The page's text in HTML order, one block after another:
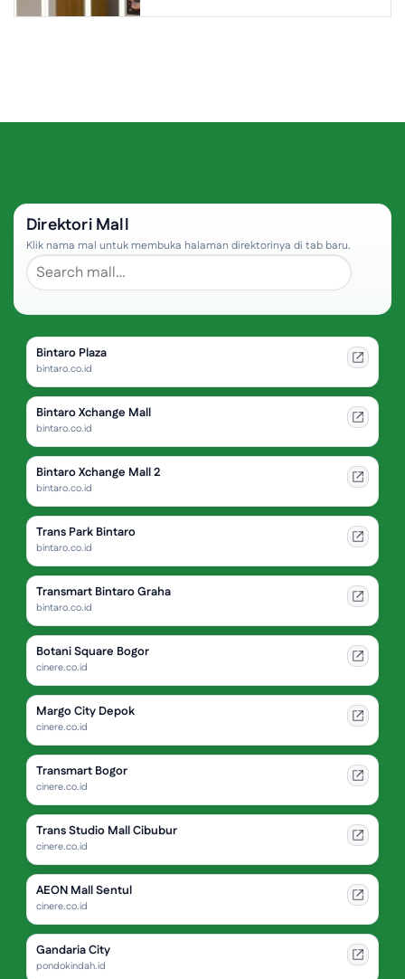
Direktori Mall
Klik nama mal untuk membuka halaman direktorinya di tab baru.
Bintaro Plaza
bintaro.co.id
Bintaro Xchange Mall
bintaro.co.id
Bintaro Xchange Mall 2
bintaro.co.id
Trans Park Bintaro
bintaro.co.id
Transmart Bintaro Graha
bintaro.co.id
Botani Square Bogor
cinere.co.id
Margo City Depok
cinere.co.id
Transmart Bogor
cinere.co.id
Trans Studio Mall Cibubur
cinere.co.id
AEON Mall Sentul
cinere.co.id
Gandaria City
pondokindah.id